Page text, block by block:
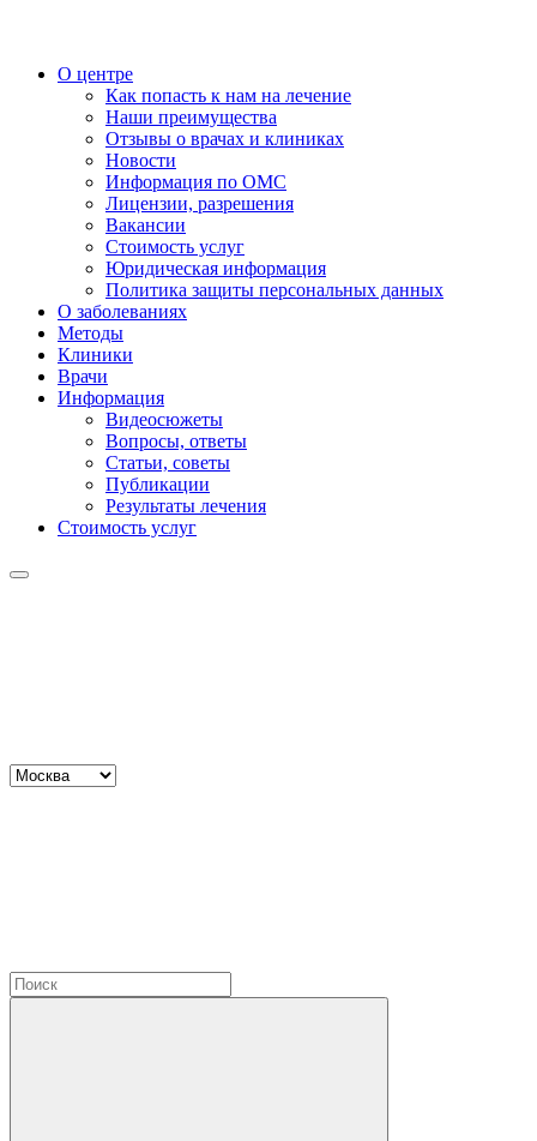
О центре
Как попасть к нам на лечение
Наши преимущества
Отзывы о врачах и клиниках
Новости
Информация по ОМС
Лицензии, разрешения
Вакансии
Стоимость услуг
Юридическая информация
Политика защиты персональных данных
О заболеваниях
Методы
Клиники
Врачи
Информация
Видеосюжеты
Вопросы, ответы
Статьи, советы
Публикации
Результаты лечения
Стоимость услуг